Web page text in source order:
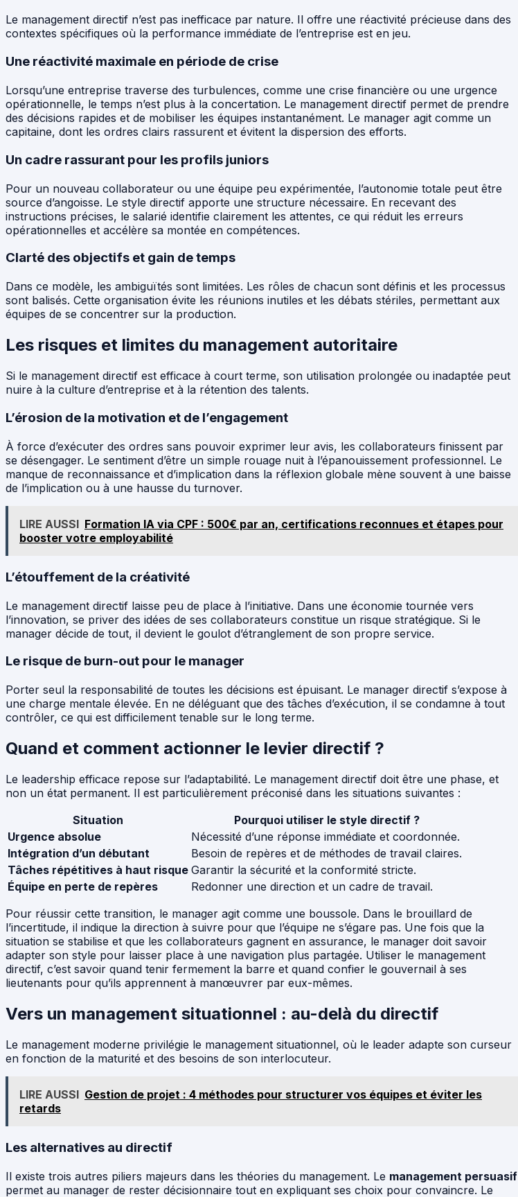
Le management directif n’est pas inefficace par nature. Il offre une réactivité précieuse dans des
contextes spécifiques où la performance immédiate de l’entreprise est en jeu.
Une réactivité maximale en période de crise
Lorsqu’une entreprise traverse des turbulences, comme une crise financière ou une urgence
opérationnelle, le temps n’est plus à la concertation. Le management directif permet de prendre
des décisions rapides et de mobiliser les équipes instantanément. Le manager agit comme un
capitaine, dont les ordres clairs rassurent et évitent la dispersion des efforts.
Un cadre rassurant pour les profils juniors
Pour un nouveau collaborateur ou une équipe peu expérimentée, l’autonomie totale peut être
source d’angoisse. Le style directif apporte une structure nécessaire. En recevant des
instructions précises, le salarié identifie clairement les attentes, ce qui réduit les erreurs
opérationnelles et accélère sa montée en compétences.
Clarté des objectifs et gain de temps
Dans ce modèle, les ambiguïtés sont limitées. Les rôles de chacun sont définis et les processus
sont balisés. Cette organisation évite les réunions inutiles et les débats stériles, permettant aux
équipes de se concentrer sur la production.
Les risques et limites du management autoritaire
Si le management directif est efficace à court terme, son utilisation prolongée ou inadaptée peut
nuire à la culture d’entreprise et à la rétention des talents.
L’érosion de la motivation et de l’engagement
À force d’exécuter des ordres sans pouvoir exprimer leur avis, les collaborateurs finissent par
se désengager. Le sentiment d’être un simple rouage nuit à l’épanouissement professionnel. Le
manque de reconnaissance et d’implication dans la réflexion globale mène souvent à une baisse
de l’implication ou à une hausse du turnover.
LIRE AUSSI Formation IA via CPF : 500€ par an, certifications reconnues et étapes pour
booster votre employabilité
L’étouffement de la créativité
Le management directif laisse peu de place à l’initiative. Dans une économie tournée vers
l’innovation, se priver des idées de ses collaborateurs constitue un risque stratégique. Si le
manager décide de tout, il devient le goulot d’étranglement de son propre service.
Le risque de burn-out pour le manager
Porter seul la responsabilité de toutes les décisions est épuisant. Le manager directif s’expose à
une charge mentale élevée. En ne déléguant que des tâches d’exécution, il se condamne à tout
contrôler, ce qui est difficilement tenable sur le long terme.
Quand et comment actionner le levier directif ?
Le leadership efficace repose sur l’adaptabilité. Le management directif doit être une phase, et
non un état permanent. Il est particulièrement préconisé dans les situations suivantes :
Situation
Pourquoi utiliser le style directif ?
Urgence absolue
Nécessité d’une réponse immédiate et coordonnée.
Intégration d’un débutant
Besoin de repères et de méthodes de travail claires.
Tâches répétitives à haut risque Garantir la sécurité et la conformité stricte.
Équipe en perte de repères
Redonner une direction et un cadre de travail.
Pour réussir cette transition, le manager agit comme une boussole. Dans le brouillard de
l’incertitude, il indique la direction à suivre pour que l’équipe ne s’égare pas. Une fois que la
situation se stabilise et que les collaborateurs gagnent en assurance, le manager doit savoir
adapter son style pour laisser place à une navigation plus partagée. Utiliser le management
directif, c’est savoir quand tenir fermement la barre et quand confier le gouvernail à ses
lieutenants pour qu’ils apprennent à manœuvrer par eux-mêmes.
Vers un management situationnel : au-delà du directif
Le management moderne privilégie le management situationnel, où le leader adapte son curseur
en fonction de la maturité et des besoins de son interlocuteur.
LIRE AUSSI Gestion de projet : 4 méthodes pour structurer vos équipes et éviter les
retards
Les alternatives au directif
Il existe trois autres piliers majeurs dans les théories du management. Le management persuasif
permet au manager de rester décisionnaire tout en expliquant ses choix pour convaincre. Le